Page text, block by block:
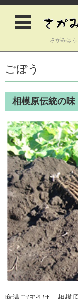
さがみは
コンテンツに移動
ごぼう
相模原伝統の